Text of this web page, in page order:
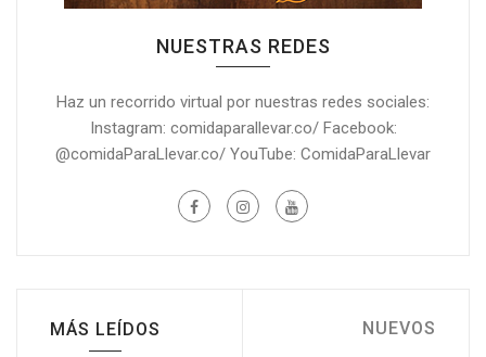
NUESTRAS REDES
Haz un recorrido virtual por nuestras redes sociales:
Instagram: comidaparallevar.co/ Facebook:
@comidaParaLlevar.co/ YouTube: ComidaParaLlevar
MÁS LEÍDOS NUEVOS